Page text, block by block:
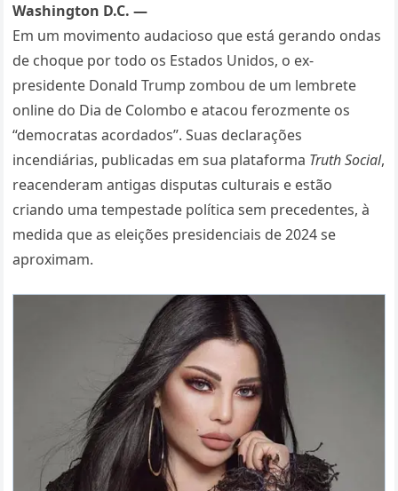
Washington D.C. —
Em um movimento audacioso que está gerando ondas
de choque por todo os Estados Unidos, o ex-
presidente Donald Trump zombou de um lembrete
online do Dia de Colombo e atacou ferozmente os
“democratas acordados”. Suas declarações
incendiárias, publicadas em sua plataforma Truth Social,
reacenderam antigas disputas culturais e estão
criando uma tempestade política sem precedentes, à
medida que as eleições presidenciais de 2024 se
aproximam.